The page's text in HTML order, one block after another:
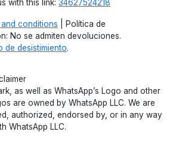
with this link: 34627524218
and conditions | Política de
No se admiten devoluciones.
de desistimiento.
as well as WhatsApp’s Logo and other
are owned by WhatsApp LLC. We are
authorized, endorsed by, or in any way
WhatsApp LLC.